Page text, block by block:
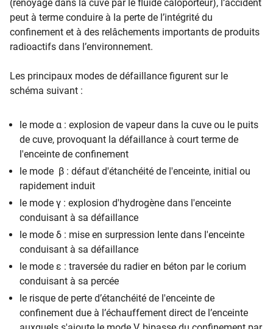
(renoyage dans la cuve par le fluide caloporteur), l’accident
peut à terme conduire à la perte de l’intégrité du
confinement et à des relâchements importants de produits
radioactifs dans l’environnement.
Les principaux modes de défaillance figurent sur le
schéma suivant :
le mode α : explosion de vapeur dans la cuve ou le puits
de cuve, provoquant la défaillance à court terme de
l'enceinte de confinement
le mode β : défaut d'étanchéité de l'enceinte, initial ou
rapidement induit
le mode γ : explosion d'hydrogène dans l'enceinte
conduisant à sa défaillance
le mode δ : mise en surpression lente dans l'enceinte
conduisant à sa défaillance
le mode ε : traversée du radier en béton par le corium
conduisant à sa percée
le risque de perte d’étanchéité de l'enceinte de
confinement due à l’échauffement direct de l’enceinte